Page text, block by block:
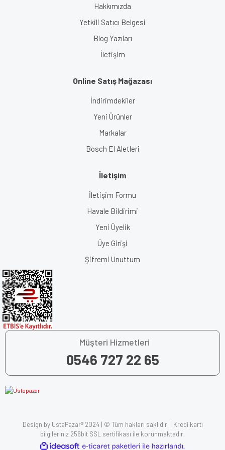
Hakkımızda
Yetkili Satıcı Belgesi
Blog Yazıları
İletişim
Online Satış Mağazası
İndirimdekiler
Yeni Ürünler
Markalar
Bosch El Aletleri
İletişim
İletişim Formu
Havale Bildirimi
Yeni Üyelik
Üye Girişi
Şifremi Unuttum
Müşteri Hizmetleri
0546 727 22 65
Design by UstaPazar® 2024 | © Tüm hakları saklıdır. | Kredi kartı
bilgileriniz 256bit SSL sertifikası ile korunmaktadır.
ideasoft e-